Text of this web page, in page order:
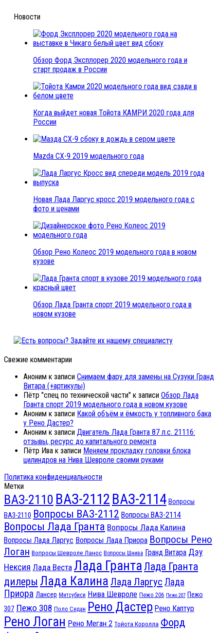
Новости
Обзор Форд Эксплорер 2020 модельного года и
старт продаж в России
Когда выйдет новая Тойота КАМРИ 2020 года для
России
Mazda CX-9 2019 модельного года
Новая Лада Ларгус кросс 2019 модельного года с
фото и ценами
Обзор Рено Колеос 2019 модельного года в новом
кузове
Обзор Лада Гранта спорт 2019 модельного года в
новом кузове
Свежие комментарии
Аноним к записи Снимаем фару для замены на Сузуки Гранд
Витара (+артикулы)
Пётр "спец по технической части" к записи Обзор Лада
Гранта спорт 2019 модельного года в новом кузове
Аноним к записи Какой объём и ёмкость у топливного бака
у Рено Дастер?
Аноним к записи Двигатель Лада Гранта 87 л.с. 21116:
отзывы, ресурс до капитального ремонта
Пётр Ива к записи Меняем прокладку головки блока
цилиндров на Нива Шевроле своими руками
Политика конфиденциальности
Метки
ВАЗ-2110 ВАЗ-2112 ВАЗ-2114 Вопросы
ВАЗ-2110 Вопросы ВАЗ-2112 Вопросы ВАЗ-2114
Вопросы Лада Гранта Вопросы Лада Калина
Вопросы Лада Ларгус Вопросы Лада Приора Вопросы Рено
Логан Вопросы Шевроле Ланос Вопросы Шнива Гранд Витара Дэу
Нексия Лада Веста Лада Гранта Лада Гранта
дилеры Лада Калина Лада Ларгус Лада
Приора Лансер Митсубиси Нива Шевроле Пежо 206 Пежо 207 Пежо
307 Пежо 308 Поло Седан Рено Дастер Рено Каптур
Рено Логан Рено Меган 2 Тойота Королла Форд